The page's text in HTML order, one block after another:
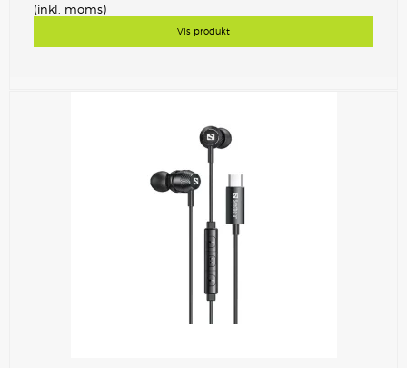
(inkl. moms)
Vis produkt